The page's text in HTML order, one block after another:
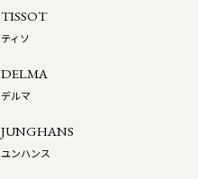
TISSOT
ティソ
DELMA
デルマ
JUNGHANS
ユンハンス